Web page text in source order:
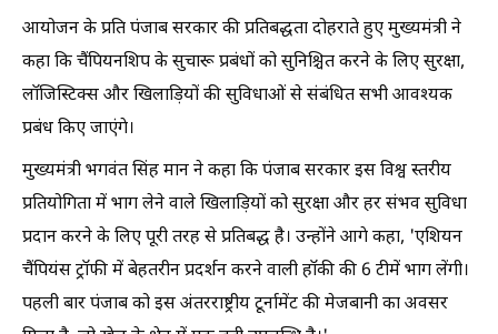
आयोजन के प्रति पंजाब सरकार की प्रतिबद्धता दोहराते हुए मुख्यमंत्री ने
कहा कि चैंपियनशिप के सुचारू प्रबंधों को सुनिश्चित करने के लिए सुरक्षा,
लॉजिस्टिक्स और खिलाड़ियों की सुविधाओं से संबंधित सभी आवश्यक
प्रबंध किए जाएंगे।
मुख्यमंत्री भगवंत सिंह मान ने कहा कि पंजाब सरकार इस विश्व स्तरीय
प्रतियोगिता में भाग लेने वाले खिलाड़ियों को सुरक्षा और हर संभव सुविधा
प्रदान करने के लिए पूरी तरह से प्रतिबद्ध है। उन्होंने आगे कहा, 'एशियन
चैंपियंस ट्रॉफी में बेहतरीन प्रदर्शन करने वाली हॉकी की 6 टीमें भाग लेंगी।
पहली बार पंजाब को इस अंतरराष्ट्रीय टूर्नामेंट की मेजबानी का अवसर